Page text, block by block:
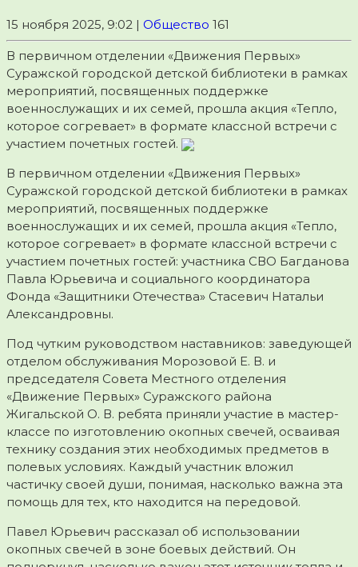
15 ноября 2025, 9:02 | Общество 161
В первичном отделении «Движения Первых»
Суражской городской детской библиотеки в рамках
мероприятий, посвященных поддержке
военнослужащих и их семей, прошла акция «Тепло,
которое согревает» в формате классной встречи с
участием почетных гостей.
В первичном отделении «Движения Первых»
Суражской городской детской библиотеки в рамках
мероприятий, посвященных поддержке
военнослужащих и их семей, прошла акция «Тепло,
которое согревает» в формате классной встречи с
участием почетных гостей: участника СВО Багданова
Павла Юрьевича и социального координатора
Фонда «Защитники Отечества» Стасевич Натальи
Александровны.
Под чутким руководством наставников: заведующей
отделом обслуживания Морозовой Е. В. и
председателя Совета Местного отделения
«Движение Первых» Суражского района
Жигальской О. В. ребята приняли участие в мастер-
классе по изготовлению окопных свечей, осваивая
технику создания этих необходимых предметов в
полевых условиях. Каждый участник вложил
частичку своей души, понимая, насколько важна эта
помощь для тех, кто находится на передовой.
Павел Юрьевич рассказал об использовании
окопных свечей в зоне боевых действий. Он